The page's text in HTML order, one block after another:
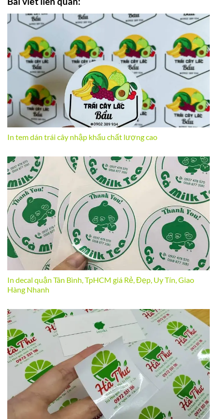
In tem dán trái cây nhập khẩu chất lượng cao
In decal quận Tân Bình, TpHCM giá Rẻ, Đẹp, Uy Tín, Giao
Hàng Nhanh